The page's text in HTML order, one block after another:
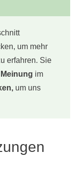
um mehr
erfahren. Sie
im
um uns